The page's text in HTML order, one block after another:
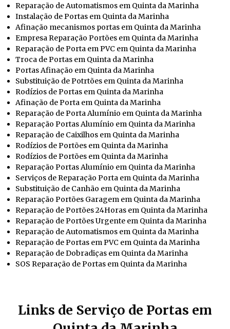
Reparação de Automatismos em Quinta da Marinha
Instalação de Portas em Quinta da Marinha
Afinação mecanismos portas em Quinta da Marinha
Empresa Reparação Portões em Quinta da Marinha
Reparação de Porta em PVC em Quinta da Marinha
Troca de Portas em Quinta da Marinha
Portas Afinação em Quinta da Marinha
Substituição de Potrtões em Quinta da Marinha
Rodízios de Portas em Quinta da Marinha
Afinação de Porta em Quinta da Marinha
Reparação de Porta Alumínio em Quinta da Marinha
Reparação Portas Alumínio em Quinta da Marinha
Reparação de Caixilhos em Quinta da Marinha
Rodízios de Portões em Quinta da Marinha
Rodízios de Portões em Quinta da Marinha
Reparação Portas Alumínio em Quinta da Marinha
Serviços de Reparação Porta em Quinta da Marinha
Substituição de Canhão em Quinta da Marinha
Reparação Portões Garagem em Quinta da Marinha
Reparação de Portões 24Horas em Quinta da Marinha
Reparação de Portões Urgente em Quinta da Marinha
Reparação de Automatismos em Quinta da Marinha
Reparação de Portas em PVC em Quinta da Marinha
Reparação de Dobradiças em Quinta da Marinha
SOS Reparação de Portas em Quinta da Marinha
Links de Serviço de Portas em